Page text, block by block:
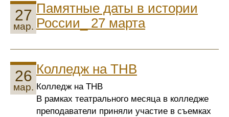
27
мар.
Памятные даты в истории
России_ 27 марта
26
мар.
Колледж на ТНВ
Колледж на ТНВ
В рамках театрального месяца в колледже
преподаватели приняли участие в съемках